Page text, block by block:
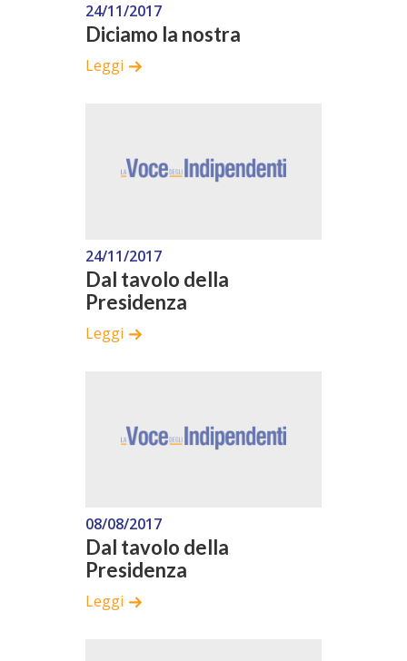
24/11/2017
Diciamo la nostra
Leggi
24/11/2017
Dal tavolo della
Presidenza
Leggi
08/08/2017
Dal tavolo della
Presidenza
Leggi